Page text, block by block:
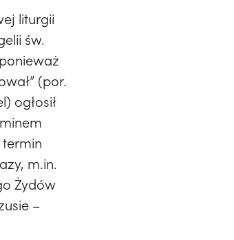
liturgii
św.
(por.
ogłosił
m.in.
Żydów
–